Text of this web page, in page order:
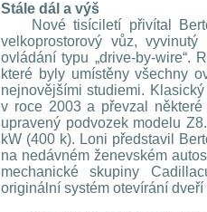
Stále dál a výš
Nové tisíciletí přivítal
velkoprostorový vůz,
ovládání typu „drive-by-wire“.
které byly umístěny všechny
nejnovějšími studiemi.
v roce 2003 a převzal
upravený podvozek modelu
kW (400 k). Loni představil
na nedávném ženevském
mechanické skupiny
originální systém otevírání